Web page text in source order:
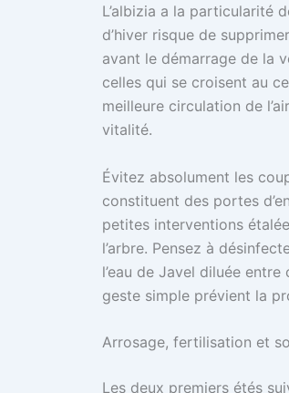
L’albizia a la particularité
d’hiver risque de
avant le démarrage de la
celles qui se croisent au
meilleure circulation de
vitalité.
Évitez absolument les
constituent des portes
petites interventions
l’arbre. Pensez à
l’eau de Javel diluée
geste simple prévient la
Arrosage, fertilisation et
Les deux premiers étés